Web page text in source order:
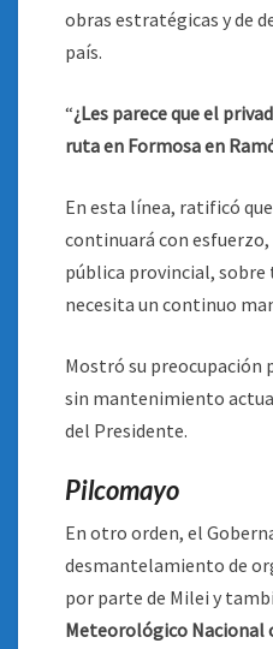
obras estratégicas y de
país.
“¿Les parece que el
ruta en Formosa en
En esta línea, ratificó
continuará con
pública provincial, sobre
necesita un continuo
Mostró su preocupación
sin mantenimiento
del Presidente.
Pilcomayo
En otro orden, el
desmantelamiento de
por parte de Milei y
Meteorológico Nacional